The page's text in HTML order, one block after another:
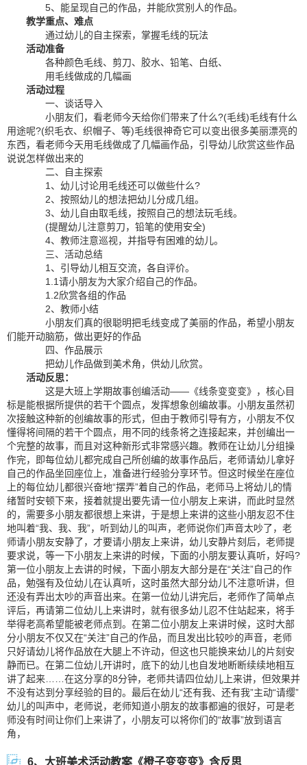
5、能呈现自己的作品，并能欣赏别人的作品。
教学重点、难点
通过幼儿的自主探索，掌握毛线的玩法
活动准备
各种颜色毛线、剪刀、胶水、铅笔、白纸、
用毛线做成的几幅画
活动过程
一、谈话导入
小朋友们，看老师今天给你们带来了什么?(毛线)毛线有什么
用途呢?(织毛衣、织帽子、等)毛线很神奇它可以变出很多美丽漂亮的
东西，看老师今天用毛线做成了几幅画作品，引导幼儿欣赏这些作品
说说怎样做出来的
二、自主探索
1、幼儿讨论用毛线还可以做些什么?
2、按照幼儿的想法把幼儿分成几组。
3、幼儿自由取毛线，按照自己的想法玩毛线。
(提醒幼儿注意剪刀，铅笔的使用安全)
4、教师注意巡视，并指导有困难的幼儿。
三、活动总结
1、引导幼儿相互交流，各自评价。
1.1请小朋友为大家介绍自己的作品。
1.2欣赏各组的作品
2、教师小结
小朋友们真的很聪明把毛线变成了美丽的作品，希望小朋友
们能开动脑筋，做出更好的作品
四、作品展示
把幼儿作品做到美术角，供幼儿欣赏。
活动反思：
这是大班上学期故事创编活动——《线条变变变》，核心目
标是能根据所提供的若干个圆点，发挥想象创编故事。小朋友虽然初
次接触这种新的创编故事的形式，但由于教师引导有方，小朋友不仅
懂得将间隔的若干个圆点，用不同的线条将之连接起来，并创编出一
个完整的故事，而且对这种新形式非常感兴趣。教师在让幼儿分组操
作完，即每位幼儿都完成自己所创编的故事作品后，老师请幼儿拿好
自己的作品坐回座位上，准备进行经验分享环节。但这时候坐在座位
上的每位幼儿都很兴奋地“摆弄”着自己的作品，老师马上将幼儿的情
绪暂时安顿下来，接着就提出要先请一位小朋友上来讲，而此时显然
的，需要多小朋友都很想上来讲，于是想上来讲的这些小朋友忍不住
地叫着“我、我、我”，听到幼儿的叫声，老师说你们声音太吵了，老
师请小朋友安静了，才要请小朋友上来讲，幼儿安静片刻后，老师提
要求说，等一下小朋友上来讲的时候，下面的小朋友要认真听，好吗?
第一位小朋友上去讲的时候，下面小朋友大部分是在“关注”自己的作
品，勉强有及位幼儿在认真听，这时虽然大部分幼儿不注意听讲，但
还没有弄出太吵的声音出来。在第一位幼儿讲完后，老师作了简单点
评后，再请第二位幼儿上来讲时，就有很多幼儿忍不住站起来，将手
举得老高希望能被老师点到。在第二位小朋友上来讲时候，这时大部
分小朋友不仅又在“关注”自己的作品，而且发出比较吵的声音，老师
只好请幼儿将作品放在大腿上不许动，但这也只能换来幼儿的片刻安
静而已。在第二位幼儿开讲时，底下的幼儿也自发地断断续续地相互
讲了起来……在这分享的8分钟，老师共请四位幼儿上来讲，但效果并
不没有达到分享经验的目的。最后在幼儿“还有我、还有我”主动“请缨”
幼儿的叫声中，老师说，老师知道小朋友的故事都遍的很好，可是老
师没有时间让你们上来讲了，小朋友可以将你们的“故事”放到语言
角，
6、大班美术活动教案《橙子变变变》含反思